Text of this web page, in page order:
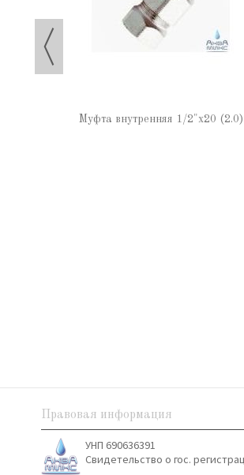
Муфта внутренняя 1/2"х20 (2.0)
Правовая информация
УНП 690636391
Свидетельство о гос.